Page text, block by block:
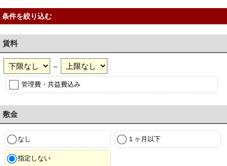
条件を絞り込む
賃料
～
管理費・共益費込み
敷金
なし １ヶ月以下
指定しない